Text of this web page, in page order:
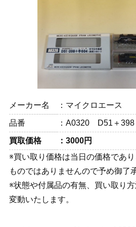
メーカー名 マイクロエース
品番 A0320 D51＋398
買取価格
3000円
※買い取り価格は当日の価格であ
ものではありませんので予め御了
※状態や付属品の有無、買い取り
変動いたします。